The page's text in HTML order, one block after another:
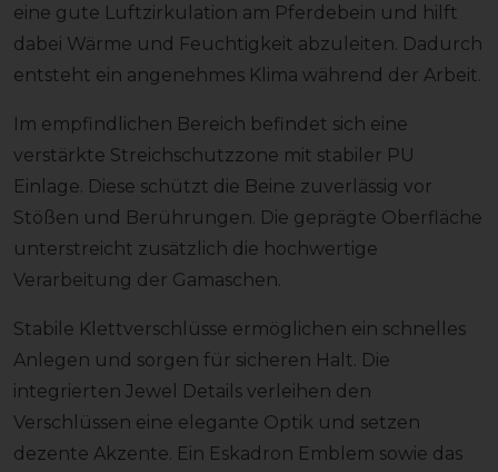
eine gute Luftzirkulation am Pferdebein und hilft
dabei Wärme und Feuchtigkeit abzuleiten. Dadurch
entsteht ein angenehmes Klima während der Arbeit.
Im empfindlichen Bereich befindet sich eine
verstärkte Streichschutzzone mit stabiler PU
Einlage. Diese schützt die Beine zuverlässig vor
Stößen und Berührungen. Die geprägte Oberfläche
unterstreicht zusätzlich die hochwertige
Verarbeitung der Gamaschen.
Stabile Klettverschlüsse ermöglichen ein schnelles
Anlegen und sorgen für sicheren Halt. Die
integrierten Jewel Details verleihen den
Verschlüssen eine elegante Optik und setzen
dezente Akzente. Ein Eskadron Emblem sowie das